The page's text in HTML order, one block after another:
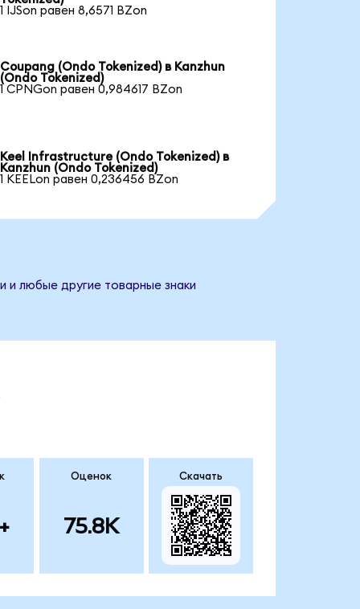
1 IJSon равен 8,6571 BZon
Coupang (Ondo Tokenized) в Kanzhun
(Ondo Tokenized)
1 CPNGon равен 0,984617 BZon
Keel Infrastructure (Ondo Tokenized) в
Kanzhun (Ondo Tokenized)
1 KEELon равен 0,236456 BZon
и любые другие товарные знаки
Оценок
75.8K
Скачать